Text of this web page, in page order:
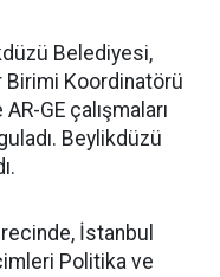
Belediyesi,
Birimi Koordinatörü
GE çalışmaları
Beylikdüzü
İstanbul
Politika ve